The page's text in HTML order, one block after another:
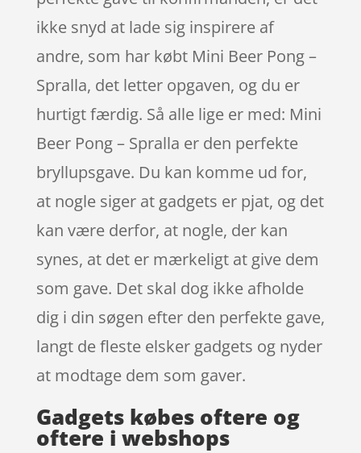
ikke snyd at lade sig inspirere af
andre, som har købt Mini Beer Pong –
Spralla, det letter opgaven, og du er
hurtigt færdig. Så alle lige er med: Mini
Beer Pong – Spralla er den perfekte
bryllupsgave. Du kan komme ud for,
at nogle siger at gadgets er pjat, og det
kan være derfor, at nogle, der kan
synes, at det er mærkeligt at give dem
som gave. Det skal dog ikke afholde
dig i din søgen efter den perfekte gave,
langt de fleste elsker gadgets og nyder
at modtage dem som gaver.
Gadgets købes oftere og
oftere i webshops